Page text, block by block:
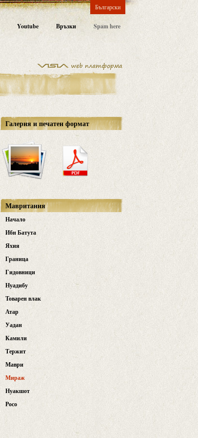
Български
Youtube Връзки Spam here
Галерия и печатен формат
Мавритания
Начало
Ибн Батута
Яхия
Граница
Гидовници
Нуадибу
Товарен влак
Атар
Уадан
Камили
Тержит
Маври
Мираж
Нуакшот
Росо